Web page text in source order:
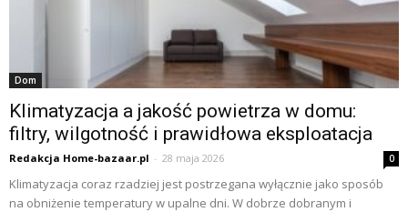
Dom
Klimatyzacja a jakość powietrza w domu:
filtry, wilgotność i prawidłowa eksploatacja
Redakcja Home-bazaar.pl - 28 maja 2026 0
Klimatyzacja coraz rzadziej jest postrzegana wyłącznie jako sposób
na obniżenie temperatury w upalne dni. W dobrze dobranym i